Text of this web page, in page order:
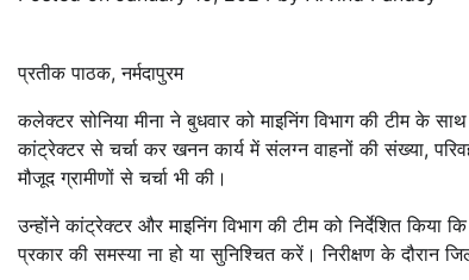
प्रतीक पाठक, नर्मदापुरम
कलेक्टर सोनिया मीना ने बुधवार को माइनिंग विभाग की टीम के
कांट्रेक्टर से चर्चा कर खनन कार्य में संलग्न वाहनों की संख्या,
मौजूद ग्रामीणों से चर्चा भी की।
उन्होंने कांट्रेक्टर और माइनिंग विभाग की टीम को निर्देशित किया
प्रकार की समस्या ना हो या सुनिश्चित करें। निरीक्षण के दौरान